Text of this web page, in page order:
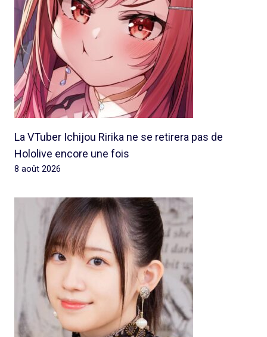
La VTuber Ichijou Ririka ne se retirera pas de
Hololive encore une fois
8 août 2026